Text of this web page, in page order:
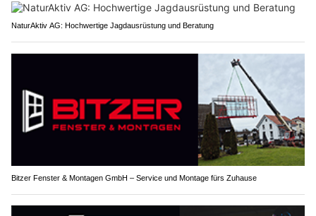
NaturAktiv AG: Hochwertige Jagdausrüstung und Beratung
Bitzer Fenster & Montagen GmbH – Service und Montage fürs Zuhause